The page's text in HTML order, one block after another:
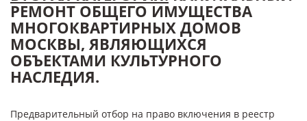
РЕМОНТ ОБЩЕГО ИМУЩЕСТВА
МНОГОКВАРТИРНЫХ ДОМОВ
МОСКВЫ, ЯВЛЯЮЩИХСЯ
ОБЪЕКТАМИ КУЛЬТУРНОГО
НАСЛЕДИЯ.
Предварительный отбор на право включения в реестр